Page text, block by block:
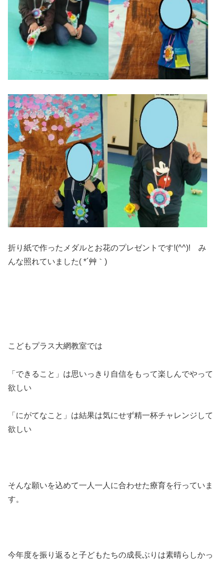
折り紙で作ったメダルとお花のプレゼントです!(^^)! み
んな照れていました( *´艸｀)
こどもプラス大網教室では
「できること」は思いっきり自信をもって楽しんでやって
欲しい
「にがてなこと」は結果は気にせず精一杯チャレンジして
欲しい
そんな願いを込めて一人一人に合わせた療育を行っていま
す。
今年度を振り返ると子どもたちの成長ぶりは素晴らしかっ